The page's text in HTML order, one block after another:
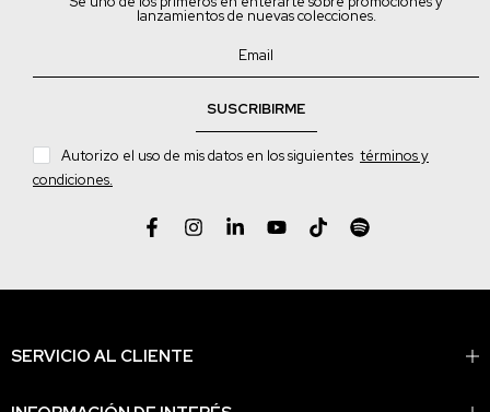
lanzamientos de nuevas colecciones.
SUSCRIBIRME
Autorizo el uso de mis datos en los siguientes términos y
condiciones.
SERVICIO AL CLIENTE